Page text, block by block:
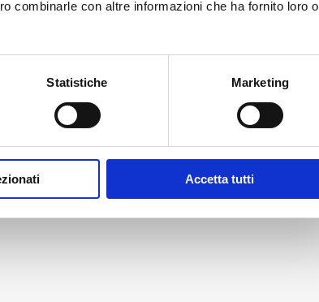
combinarle con altre informazioni che ha fornito loro o
Statistiche Marketing
Accetta tutti